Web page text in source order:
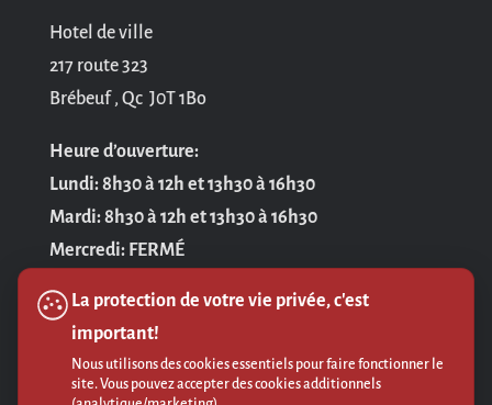
Hotel de ville
217 route 323
Brébeuf , Qc J0T 1Bo
Heure d’ouverture:
Lundi: 8h30 à 12h et 13h30 à 16h30
Mardi: 8h30 à 12h et 13h30 à 16h30
Mercredi: FERMÉ
Vendredi: 8h30 à 12h
Politique de confidentialité
La protection de votre vie privée, c'est
important!
Nous utilisons des cookies essentiels pour faire fonctionner le
site. Vous pouvez accepter des cookies additionnels